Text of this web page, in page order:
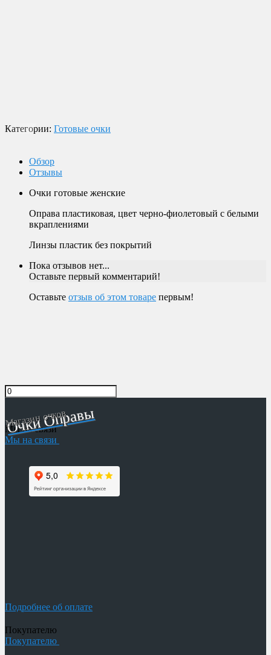
Категории: Готовые очки
Обзор
Отзывы
Очки готовые женские
Оправа пластиковая, цвет черно-фиолетовый с белыми
вкраплениями
Линзы пластик без покрытий
Пока отзывов нет...
Оставьте первый комментарий!
Оставьте отзыв об этом товаре первым!
Очки Оправы
Магазин очков
Мы на связи
Мы на связи
Подробнее об оплате
Покупателю
Покупателю